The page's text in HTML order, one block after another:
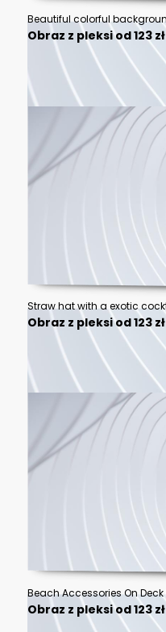
Obraz z pleksi od 123 zł
Obraz z pleksi od 123 zł
Obraz z pleksi od 123 zł